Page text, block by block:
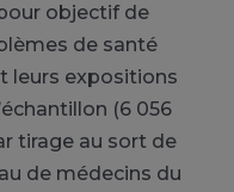
objectif de
de santé
leurs expositions
(6 056
tirage au sort de
de médecins du